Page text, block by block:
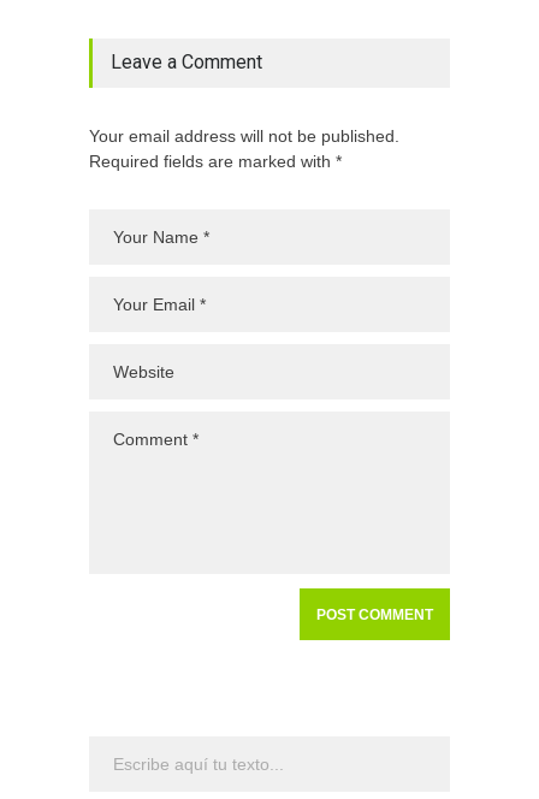
Leave a Comment
Your email address will not be published.
Required fields are marked with *